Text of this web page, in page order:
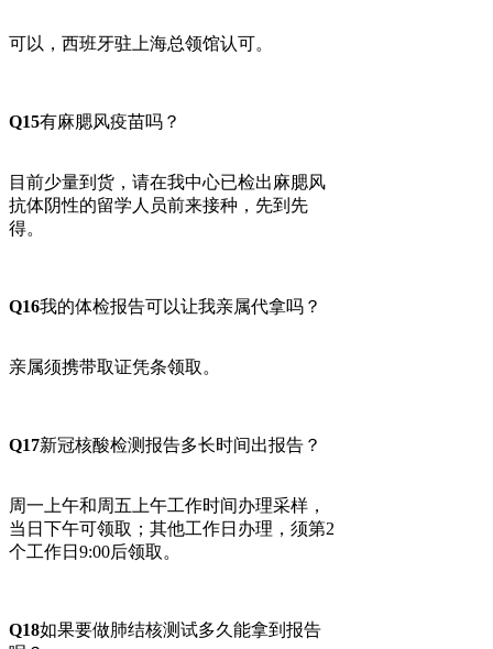
可以，西班牙驻上海总领馆认可。
Q15有麻腮风疫苗吗？
目前少量到货，请在我中心已检出麻腮风
抗体阴性的留学人员前来接种，先到先
得。
Q16我的体检报告可以让我亲属代拿吗？
亲属须携带取证凭条领取。
Q17新冠核酸检测报告多长时间出报告？
周一上午和周五上午工作时间办理采样，
当日下午可领取；其他工作日办理，须第2
个工作日9:00后领取。
Q18如果要做肺结核测试多久能拿到报告